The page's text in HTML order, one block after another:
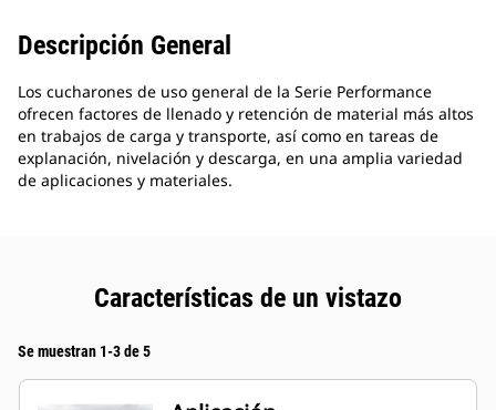
Descripción General
Los cucharones de uso general de la Serie Performance
ofrecen factores de llenado y retención de material más altos
en trabajos de carga y transporte, así como en tareas de
explanación, nivelación y descarga, en una amplia variedad
de aplicaciones y materiales.
Características de un vistazo
Se muestran 1-3 de 5